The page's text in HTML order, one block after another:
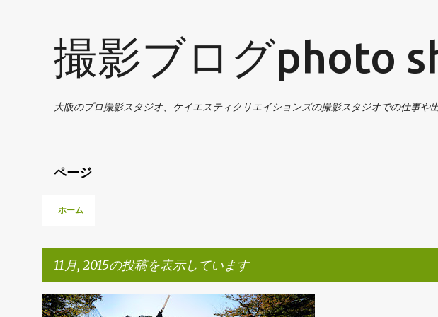
撮影ブログphoto
大阪のプロ撮影スタジオ、ケイエスティクリエイションズの撮影スタジオでの仕事
ページ
ホーム
11月, 2015の投稿を表示しています